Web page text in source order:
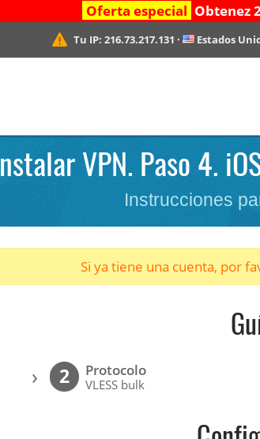
Oferta especial Obtenez
Tu IP: 216.73.217.131 · Estados
Instalar VPN. Paso 4.
Instrucciones
Si ya tiene una cuenta, por
› 2 Protocolo
VLESS bulk